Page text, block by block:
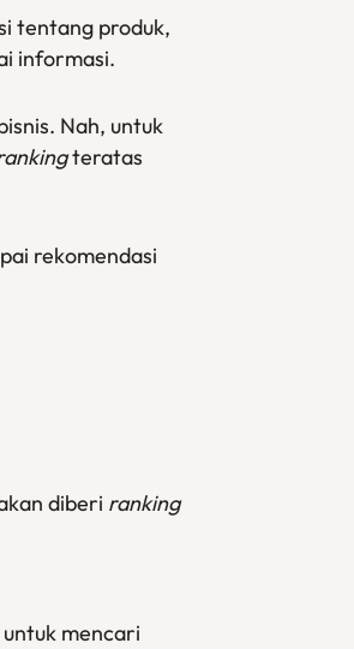
tentang produk,
informasi.
Nah, untuk
teratas
rekomendasi
diberi ranking
untuk mencari